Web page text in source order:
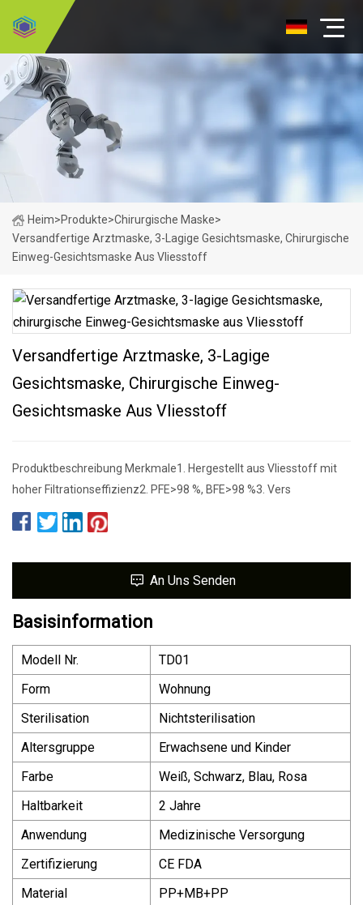
Heim>Produkte>Chirurgische Maske>
Versandfertige Arztmaske, 3-Lagige Gesichtsmaske, Chirurgische
Einweg-Gesichtsmaske Aus Vliesstoff
Versandfertige Arztmaske, 3-Lagige
Gesichtsmaske, Chirurgische Einweg-
Gesichtsmaske Aus Vliesstoff
Produktbeschreibung Merkmale1. Hergestellt aus Vliesstoff mit
hoher Filtrationseffizienz2. PFE>98 %, BFE>98 %3. Vers
An Uns Senden
Basisinformation
Modell Nr.
TD01
Form
Wohnung
Sterilisation
Nichtsterilisation
Altersgruppe
Erwachsene und Kinder
Farbe
Weiß, Schwarz, Blau, Rosa
Haltbarkeit
2 Jahre
Anwendung
Medizinische Versorgung
Zertifizierung
CE FDA
Material
PP+MB+PP